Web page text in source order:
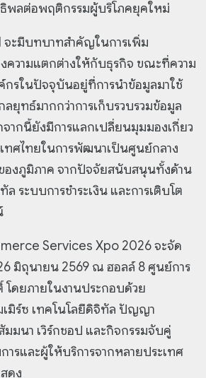
พลต่อพฤติกรรมผู้บริโภคยุคใหม่
จะมีบทบาทสำคัญในการเพิ่ม
ความแตกต่างให้กับธุรกิจ ขณะที่ความ
กรในปัจจุบันอยู่ที่การนำข้อมูลมาใช้
ลยุทธ์มากกว่าการเก็บรวบรวมข้อมูล
จากนี้ยังมีการแลกเปลี่ยนมุมมองเกี่ยว
ทศไทยในการพัฒนาเป็นศูนย์กลาง
องภูมิภาค จากปัจจัยสนับสนุนทั้งด้าน
ระบบการชำระเงิน และการเติบโต
Services Xpo 2026 จะจัด
มิถุนายน 2569 ณ ฮอลล์ 8 ศูนย์การ
โดยภายในงานประกอบด้วย
เมิร์ซ เทคโนโลยีดิจิทัล ปัญญา
มมนา เวิร์กชอป และกิจกรรมจับคู่
รและผู้ให้บริการจากหลายประเทศ
ดง